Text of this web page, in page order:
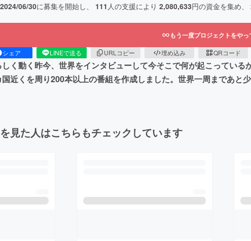
2024/06/30に募集を開始し、 111 人の支援により 2,080,633円の資金を集め、
もう一度プロジェクトをや
シェア LINEで送る URLコピー 埋め込み QRコード
く動く昨今、世界をインタビューして今そこで何が起こってい
近くを周り200本以上の番組を作成しました。世界一周まであ
見た人はこちらもチェックしています